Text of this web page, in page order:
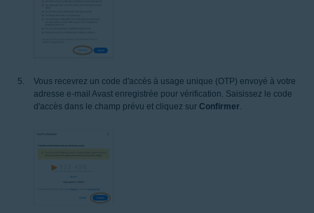
Vous recevrez un code d'accès à usage unique (OTP) envoyé à votre
adresse e-mail Avast enregistrée pour vérification. Saisissez le code
d'accès dans le champ prévu et cliquez sur Confirmer